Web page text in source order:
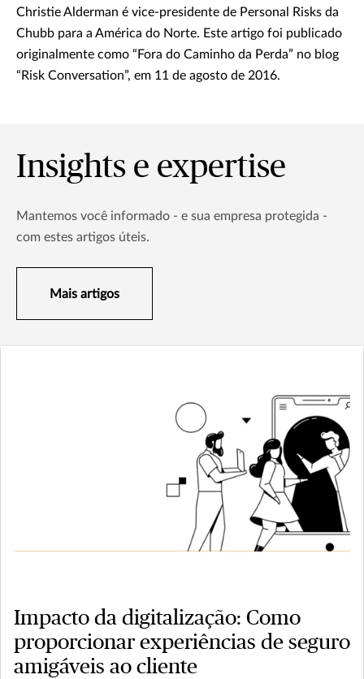
Christie Alderman é vice-presidente de Personal Risks da
Chubb para a América do Norte. Este artigo foi publicado
originalmente como “Fora do Caminho da Perda” no blog
“Risk Conversation”, em 11 de agosto de 2016.
Insights e expertise
Mantemos você informado - e sua empresa protegida -
com estes artigos úteis.
Mais artigos
Impacto da digitalização: Como
proporcionar experiências de seguro
amigáveis ao cliente